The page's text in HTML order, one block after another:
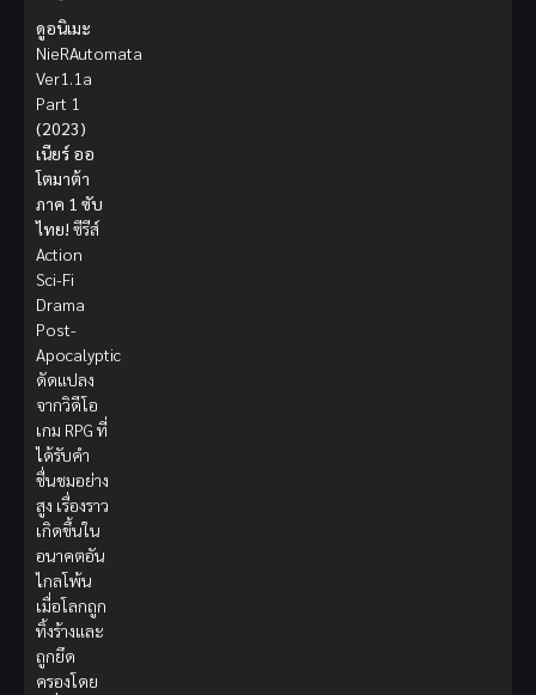
ดูอนิเมะ
NieRAutomata
Ver1.1a
Part 1
(2023)
เนียร์ ออ
โตมาต้า
ภาค 1 ซับ
ไทย! ซีรีส์
Action
Sci-Fi
Drama
Post-
Apocalyptic
ดัดแปลง
จากวิดีโอ
เกม RPG ที่
ได้รับคำ
ชื่นชมอย่าง
สูง เรื่องราว
เกิดขึ้นใน
อนาคตอัน
ไกลโพ้น
เมื่อโลกถูก
ทิ้งร้างและ
ถูกยึด
ครองโดย